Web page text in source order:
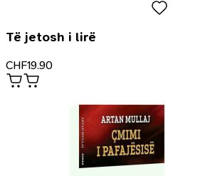
Të jetosh i lirë
CHF19.90